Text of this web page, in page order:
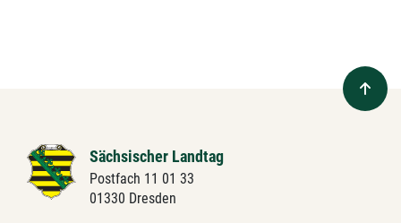
Sächsischer Landtag
Postfach 11 01 33
01330 Dresden